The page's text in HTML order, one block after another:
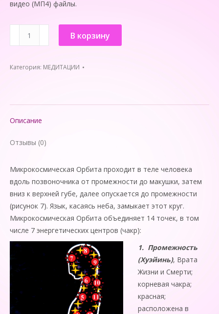
видео (МП4) файлы.
"Яичниковое
В корзину
Категория: МЕДИТАЦИИ
Описание
Отзывы (0)
Микрокосмическая Орбита проходит в теле человека
вдоль позвоночника от промежности до макушки, затем
вниз к верхней губе, далее опускается до промежности
(рисунок 7). Язык, касаясь неба, замыкает этот круг.
Микрокосмическая Орбита объединяет 14 точек, в том
числе 7 энергетических центров (чакр):
1. Промежность
(Хуэйинь), Врата
Жизни и Смерти;
корневая чакра;
красная;
расположена в